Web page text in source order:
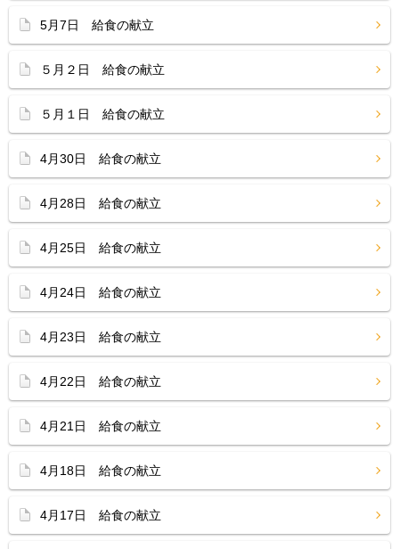
5月7日 給食の献立
５月２日 給食の献立
５月１日 給食の献立
4月30日 給食の献立
4月28日 給食の献立
4月25日 給食の献立
4月24日 給食の献立
4月23日 給食の献立
4月22日 給食の献立
4月21日 給食の献立
4月18日 給食の献立
4月17日 給食の献立